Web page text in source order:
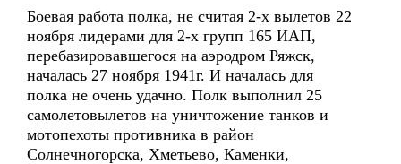
Боевая работа полка, не считая 2-х вылетов 22
ноября лидерами для 2-х групп 165 ИАП,
перебазировавшегося на аэродром Ряжск,
началась 27 ноября 1941г. И началась для
полка не очень удачно. Полк выполнил 25
самолетовылетов на уничтожение танков и
мотопехоты противника в район
Солнечногорска, Хметьево, Каменки,